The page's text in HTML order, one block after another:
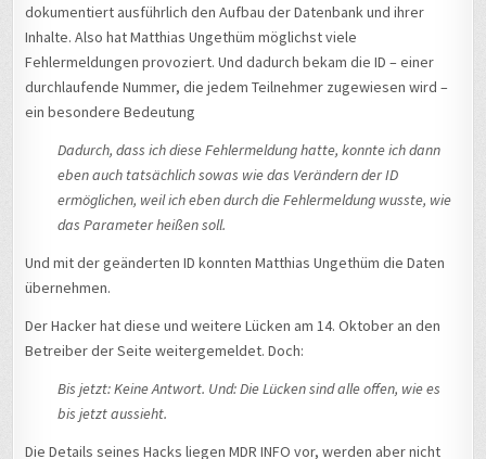
dokumentiert ausführlich den Aufbau der Datenbank und ihrer
Inhalte. Also hat Matthias Ungethüm möglichst viele
Fehlermeldungen provoziert. Und dadurch bekam die ID – einer
durchlaufende Nummer, die jedem Teilnehmer zugewiesen wird –
ein besondere Bedeutung
Dadurch, dass ich diese Fehlermeldung hatte, konnte ich dann
eben auch tatsächlich sowas wie das Verändern der ID
ermöglichen, weil ich eben durch die Fehlermeldung wusste, wie
das Parameter heißen soll.
Und mit der geänderten ID konnten Matthias Ungethüm die Daten
übernehmen.
Der Hacker hat diese und weitere Lücken am 14. Oktober an den
Betreiber der Seite weitergemeldet. Doch:
Bis jetzt: Keine Antwort. Und: Die Lücken sind alle offen, wie es
bis jetzt aussieht.
Die Details seines Hacks liegen MDR INFO vor, werden aber nicht